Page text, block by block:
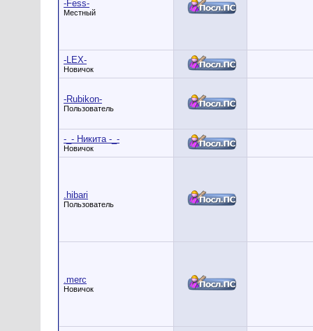
-Fess-
Местный
-LEX-
Новичок
-Rubikon-
Пользователь
-_- Никита -_-
Новичок
.hibari
Пользователь
.merc
Новичок